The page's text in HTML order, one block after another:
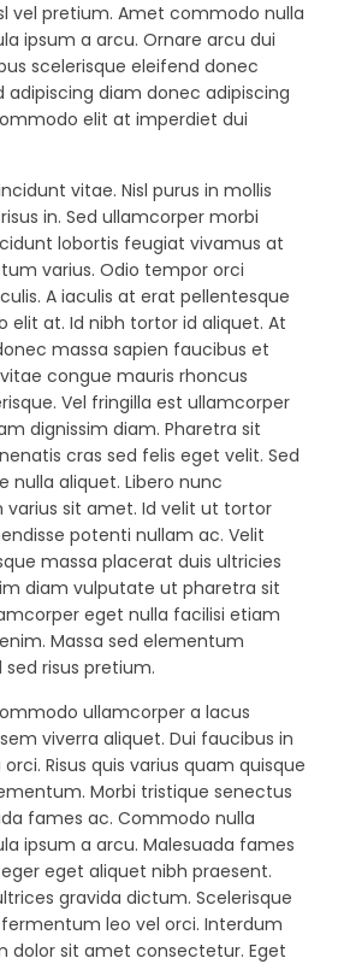
vel pretium. Amet commodo nulla
ipsum a arcu. Ornare arcu dui
scelerisque eleifend donec
adipiscing diam donec adipiscing
elit at imperdiet dui
vitae. Nisl purus in mollis
in. Sed ullamcorper morbi
lobortis feugiat vivamus at
varius. Odio tempor orci
A iaculis at erat pellentesque
elit at. Id nibh tortor id aliquet. At
massa sapien faucibus et
congue mauris rhoncus
Vel fringilla est ullamcorper
dignissim diam. Pharetra sit
cras sed felis eget velit. Sed
nulla aliquet. Libero nunc
sit amet. Id velit ut tortor
potenti nullam ac. Velit
massa placerat duis ultricies
diam vulputate ut pharetra sit
eget nulla facilisi etiam
Massa sed elementum
risus pretium.
ullamcorper a lacus
viverra aliquet. Dui faucibus in
Risus quis varius quam quisque
Morbi tristique senectus
fames ac. Commodo nulla
ipsum a arcu. Malesuada fames
eget aliquet nibh praesent.
gravida dictum. Scelerisque
leo vel orci. Interdum
dolor sit amet consectetur. Eget